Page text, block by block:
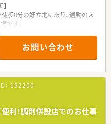
歩8分の好立地にあり、通勤のス
です。
す。
で運営しており、手厚い人員配
す。
プの一員であり、経営基盤が非
で成り立っており、多角的な視
ます。
お問い合わせ
192200
利！調剤併設店でのお仕事